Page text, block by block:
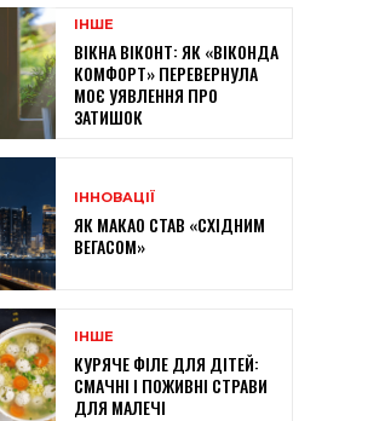
ІНШЕ
ВІКНА ВІКОНТ: ЯК «ВІКОНДА
КОМФОРТ» ПЕРЕВЕРНУЛА
МОЄ УЯВЛЕННЯ ПРО
ЗАТИШОК
ІННОВАЦІЇ
ЯК МАКАО СТАВ «СХІДНИМ
ВЕГАСОМ»
ІНШЕ
КУРЯЧЕ ФІЛЕ ДЛЯ ДІТЕЙ:
СМАЧНІ І ПОЖИВНІ СТРАВИ
ДЛЯ МАЛЕЧІ